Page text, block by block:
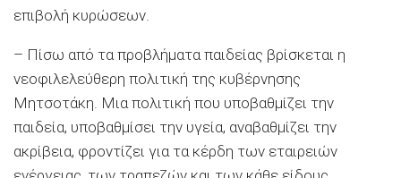
επιβολή κυρώσεων.
– Πίσω από τα προβλήματα παιδείας βρίσκεται η
νεοφιλελεύθερη πολιτική της κυβέρνησης
Μητσοτάκη. Μια πολιτική που υποβαθμίζει την
παιδεία, υποβαθμίσει την υγεία, αναβαθμίζει την
ακρίβεια, φροντίζει για τα κέρδη των εταιρειών